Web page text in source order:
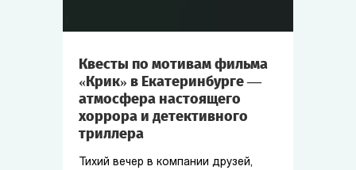
Квесты по мотивам фильма
«Крик» в Екатеринбурге —
атмосфера настоящего
хоррора и детективного
триллера
Тихий вечер в компании друзей,